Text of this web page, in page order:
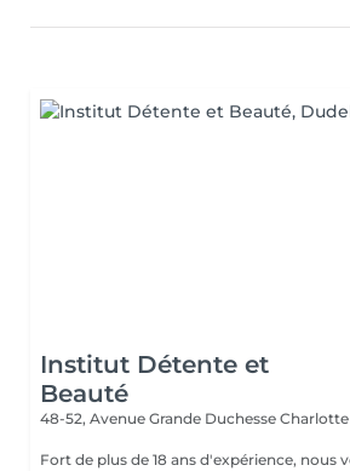
Institut Détente et
Beauté
48-52, Avenue Grande Duchesse Charlotte
Fort de plus de 18 ans d'expérience, nous